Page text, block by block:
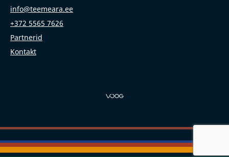
info@teemeara.ee
+372 5565 7626
Partnerid
Kontakt